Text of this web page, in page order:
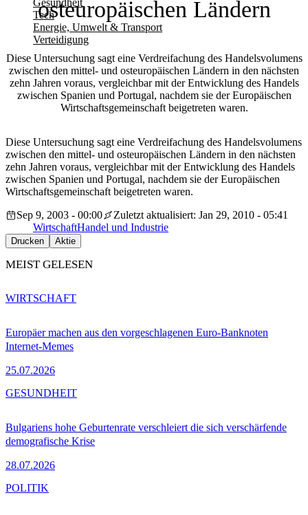
Tech
Energie, Umwelt & Transport
Verteidigung
osteuropäischen Ländern
Diese Untersuchung sagt eine Verdreifachung des Handelsvolumens
zwischen den mittel- und osteuropäischen Ländern in den nächsten
zehn Jahren voraus, vergleichbar mit der Entwicklung des Handels
zwischen Spanien und Portugal, nachdem sie der Europäischen
Wirtschaftsgemeinschaft beigetreten waren.
Diese Untersuchung sagt eine Verdreifachung des Handelsvolumens
zwischen den mittel- und osteuropäischen Ländern in den nächsten
zehn Jahren voraus, vergleichbar mit der Entwicklung des Handels
zwischen Spanien und Portugal, nachdem sie der Europäischen
Wirtschaftsgemeinschaft beigetreten waren.
Sep 9, 2003 - 00:00
Zuletzt aktualisiert: Jan 29, 2010 - 05:41
WirtschaftHandel und Industrie
Drucken Aktie
MEIST GELESEN
Europäer machen aus den vorgeschlagenen Euro-Banknoten
Internet-Memes
25.07.2026
WIRTSCHAFT
Bulgariens hohe Geburtenrate verschleiert die sich verschärfende
demografische Krise
28.07.2026
GESUNDHEIT
POLITIK